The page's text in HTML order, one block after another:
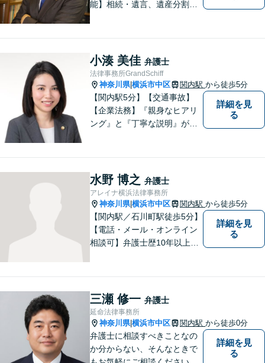
能】相続・遺言、遺産分割、
い。損のない、適切な、早期
解決方法をご提案し、事件解
決のため尽力いたします。
小湊 美佳 弁護士
法律事務所GrandSchiff
神奈川県|横浜市中区 関内駅 から徒歩5分
【関内駅5分】【交通事故】
【企業法務】『親身なヒアリ
ング』と『丁寧な説明』がモ
頼者様が安心して将来を過ご
せるようになるための支援を
いたします。
詳細を見
る
水野 博之 弁護士
アレイナ横浜法律事務所
神奈川県|横浜市中区 関内駅 から徒歩5分
【関内駅／石川町駅徒歩5分】
【電話・メール・オンライン
相談可】弁護士歴10年以上！
てまいります。まずはお気軽
にご相談を！【法テラス対応
可】
詳細を見
る
三瀬 修一 弁護士
延命法律事務所
神奈川県|横浜市中区 関内駅 から徒歩0分
弁護士に相談すべきことなの
か分からない、そんなときで
詳細を見
る